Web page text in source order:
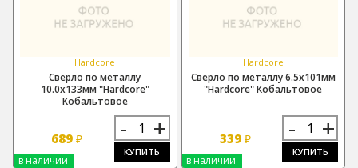
Hardcore
Сверло по металлу
10.0х133мм "Hardcore"
Кобальтовое
689₽ - +
КУПИТЬ
в наличии
Hardcore
Сверло по металлу 6.5х101мм
"Hardcore" Кобальтовое
339 ₽ - +
КУПИТЬ
в наличии